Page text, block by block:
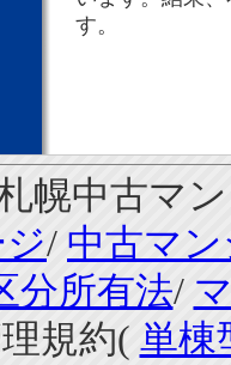
す。
幌中古マ
/ 中古マ
分所有法/
規約( 単棟